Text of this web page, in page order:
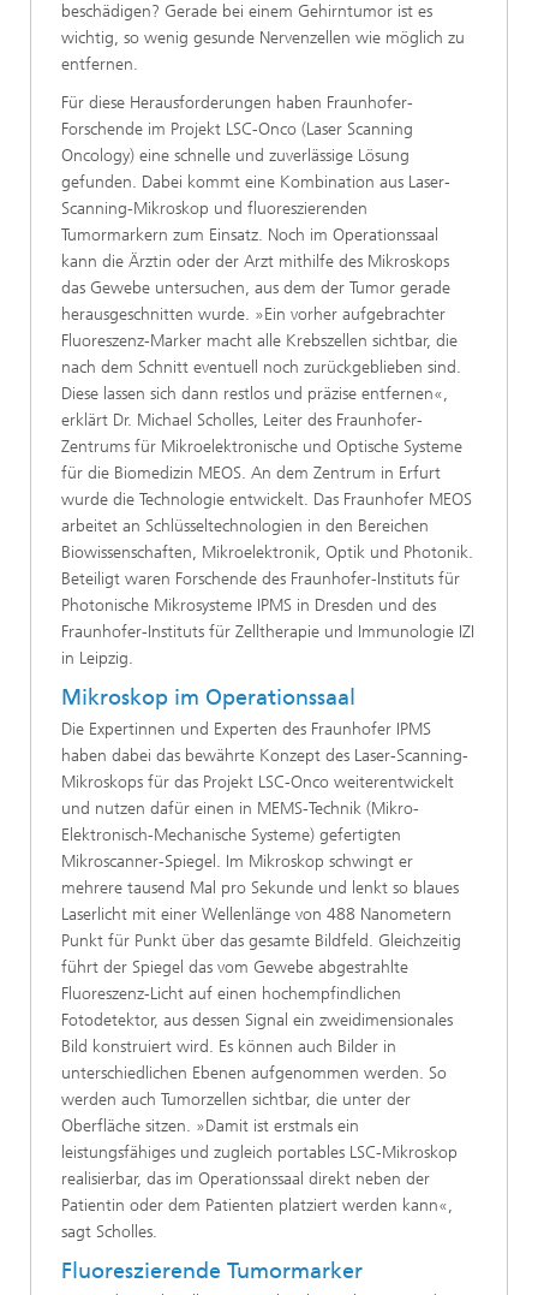
beschädigen? Gerade bei einem Gehirntumor ist es
wichtig, so wenig gesunde Nervenzellen wie möglich zu
entfernen.
Für diese Herausforderungen haben Fraunhofer-
Forschende im Projekt LSC-Onco (Laser Scanning
Oncology) eine schnelle und zuverlässige Lösung
gefunden. Dabei kommt eine Kombination aus Laser-
Scanning-Mikroskop und fluoreszierenden
Tumormarkern zum Einsatz. Noch im Operationssaal
kann die Ärztin oder der Arzt mithilfe des Mikroskops
das Gewebe untersuchen, aus dem der Tumor gerade
herausgeschnitten wurde. »Ein vorher aufgebrachter
Fluoreszenz-Marker macht alle Krebszellen sichtbar, die
nach dem Schnitt eventuell noch zurückgeblieben sind.
Diese lassen sich dann restlos und präzise entfernen«,
erklärt Dr. Michael Scholles, Leiter des Fraunhofer-
Zentrums für Mikroelektronische und Optische Systeme
für die Biomedizin MEOS. An dem Zentrum in Erfurt
wurde die Technologie entwickelt. Das Fraunhofer MEOS
arbeitet an Schlüsseltechnologien in den Bereichen
Biowissenschaften, Mikroelektronik, Optik und Photonik.
Beteiligt waren Forschende des Fraunhofer-Instituts für
Photonische Mikrosysteme IPMS in Dresden und des
Fraunhofer-Instituts für Zelltherapie und Immunologie IZI
in Leipzig.
Mikroskop im Operationssaal
Die Expertinnen und Experten des Fraunhofer IPMS
haben dabei das bewährte Konzept des Laser-Scanning-
Mikroskops für das Projekt LSC-Onco weiterentwickelt
und nutzen dafür einen in MEMS-Technik (Mikro-
Elektronisch-Mechanische Systeme) gefertigten
Mikroscanner-Spiegel. Im Mikroskop schwingt er
mehrere tausend Mal pro Sekunde und lenkt so blaues
Laserlicht mit einer Wellenlänge von 488 Nanometern
Punkt für Punkt über das gesamte Bildfeld. Gleichzeitig
führt der Spiegel das vom Gewebe abgestrahlte
Fluoreszenz-Licht auf einen hochempfindlichen
Fotodetektor, aus dessen Signal ein zweidimensionales
Bild konstruiert wird. Es können auch Bilder in
unterschiedlichen Ebenen aufgenommen werden. So
werden auch Tumorzellen sichtbar, die unter der
Oberfläche sitzen. »Damit ist erstmals ein
leistungsfähiges und zugleich portables LSC-Mikroskop
realisierbar, das im Operationssaal direkt neben der
Patientin oder dem Patienten platziert werden kann«,
sagt Scholles.
Fluoreszierende Tumormarker